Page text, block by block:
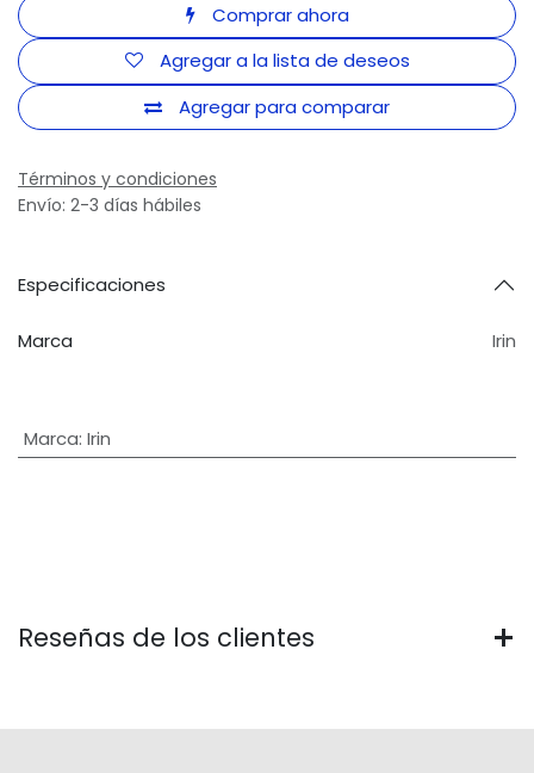
Comprar ahora
Agregar para comparar
Agregar a la lista de deseos
Términos y condiciones
Envío: 2-3 días hábiles
Especificaciones
Marca Irin
Marca: Irin
Reseñas de los clientes